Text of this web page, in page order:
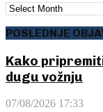
ARHIVA
POSLEDNJE
Kako
dugu vožnju
07/08/2026 17:33